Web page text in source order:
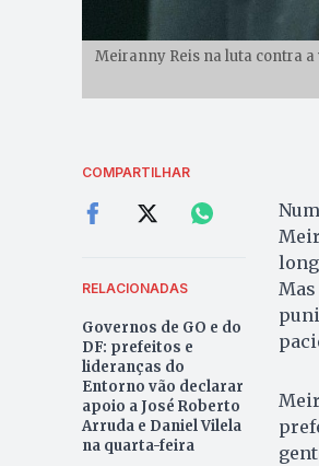
Meiranny Reis na luta contra
COMPARTILHAR
RELACIONADAS
Governos de GO e do
DF: prefeitos e
lideranças do
Entorno vão declarar
apoio a José Roberto
Arruda e Daniel Vilela
na quarta-feira